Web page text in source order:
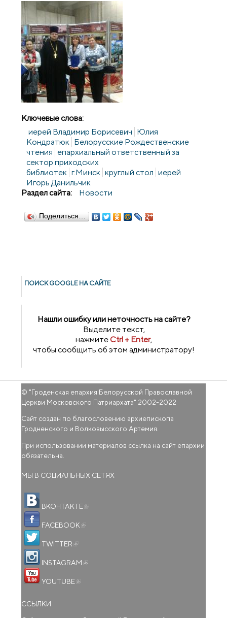
Ключевые слова:
иерей Владимир Борисевич Юлия
Кондратюк Белорусские Рождественские
чтения епархиальный ответственный за
сектор приходских
библиотек г.Минск круглый стол иерей
Игорь Данильчик
Раздел сайта:
Новости
Поделиться…
ПОИСК GOОGLE НА САЙТЕ
Нашли ошибку или неточность на сайте?
Выделите текст,
нажмитеCtrl + Enter,
чтобы сообщить об этом администратору!
© "Гроденская епархия Белорусской Православной
Церкви Московского Патриархата" 2002-2022
Сайт создан по благословению архиепископа
Гродненского и Волковысского Артемия.
При использовании материалов ссылка на сайт епархии
обязательна.
МЫ В СОЦИАЛЬНЫХ СЕТЯХ
ВКОНТАКТЕ
FACEBOOK
TWITTER
INSTAGRAM
YOUTUBE
ССЫЛКИ